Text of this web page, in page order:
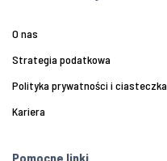
O nas
Strategia podatkowa
Polityka prywatności i ciasteczka
Kariera
Pomocne linki